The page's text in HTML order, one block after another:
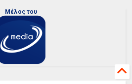
Μέλος του